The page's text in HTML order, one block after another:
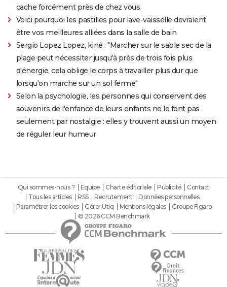
cache forcément près de chez vous
Voici pourquoi les pastilles pour lave-vaisselle devraient
être vos meilleures alliées dans la salle de bain
Sergio Lopez Lopez, kiné : "Marcher sur le sable sec de la
plage peut nécessiter jusqu'à près de trois fois plus
d'énergie, cela oblige le corps à travailler plus dur que
lorsqu'on marche sur un sol ferme"
Selon la psychologie, les personnes qui conservent des
souvenirs de l'enfance de leurs enfants ne le font pas
seulement par nostalgie : elles y trouvent aussi un moyen
de réguler leur humeur
Qui sommes-nous ? Equipe Charte éditoriale Publicité
Contact
Tous les articles
RSS Recrutement
Données personnelles
Paramétrer les cookies
Gérer Utiq Mentions légales
Groupe Figaro
© 2026 CCM Benchmark